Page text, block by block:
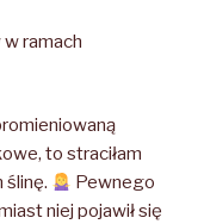
w ramach
to straciłam
ślinę.
Pewnego
niej pojawił się